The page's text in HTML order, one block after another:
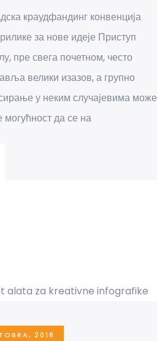
краудфандинг конвенција
за нове идеје Приступ
пре свега почетном, често
велики изазов, а групно
у неким случајевима може
могућност да се на
2018